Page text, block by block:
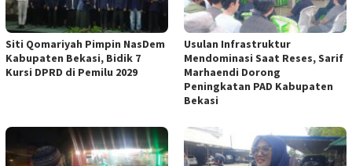
Siti Qomariyah Pimpin NasDem
Kabupaten Bekasi, Bidik 7
Kursi DPRD di Pemilu 2029
Usulan Infrastruktur
Mendominasi Saat Reses, Sarif
Marhaendi Dorong
Peningkatan PAD Kabupaten
Bekasi